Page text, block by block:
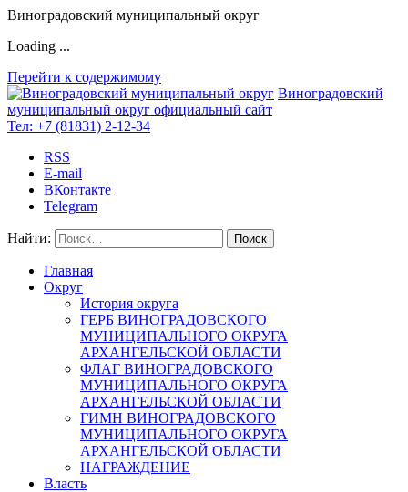
Виноградовский муниципальный округ
Loading ...
Перейти к содержимому
Виноградовский
муниципальный округ официальный сайт
Тел: +7 (81831) 2-12-34
RSS
E-mail
ВКонтакте
Telegram
Найти:
Главная
Округ
История округа
ГЕРБ ВИНОГРАДОВСКОГО
МУНИЦИПАЛЬНОГО ОКРУГА
АРХАНГЕЛЬСКОЙ ОБЛАСТИ
ФЛАГ ВИНОГРАДОВСКОГО
МУНИЦИПАЛЬНОГО ОКРУГА
АРХАНГЕЛЬСКОЙ ОБЛАСТИ
ГИМН ВИНОГРАДОВСКОГО
МУНИЦИПАЛЬНОГО ОКРУГА
АРХАНГЕЛЬСКОЙ ОБЛАСТИ
НАГРАЖДЕНИЕ
Власть